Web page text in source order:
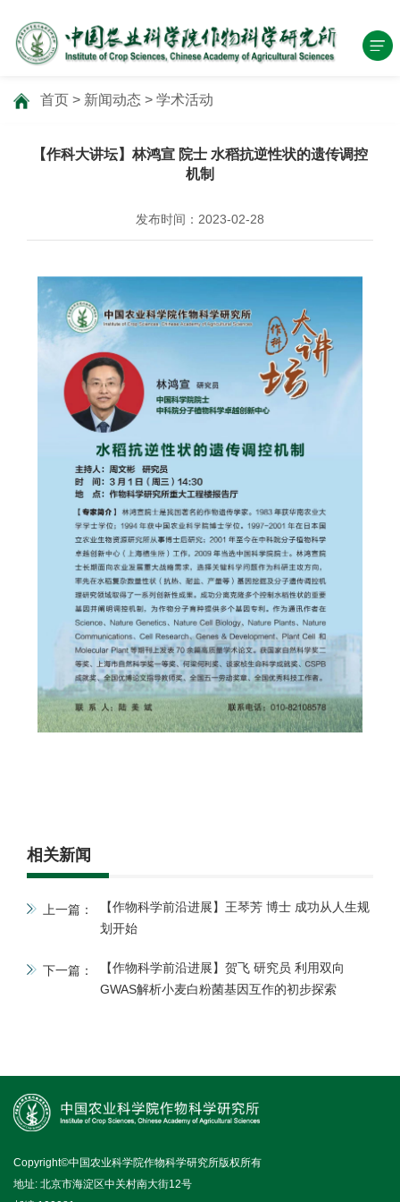
首页 > 新闻动态 > 学术活动
【作科大讲坛】林鸿宣 院士 水稻抗逆性状的遗传调控
机制
发布时间：2023-02-28
相关新闻
上一篇：
【作物科学前沿进展】王琴芳 博士 成功从人生规
划开始
下一篇：
【作物科学前沿进展】贺飞 研究员 利用双向
GWAS解析小麦白粉菌基因互作的初步探索
Copyright©中国农业科学院作物科学研究所版权所有
地址: 北京市海淀区中关村南大街12号